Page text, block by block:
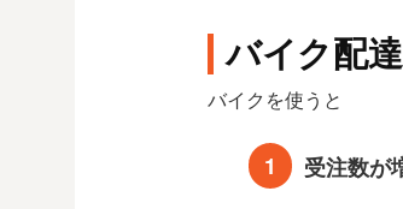
バイク配
バイクを使うと
受注数が